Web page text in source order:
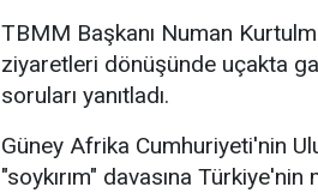
TBMM Başkanı Numan
ziyaretleri dönüşünde uçakta
soruları yanıtladı.
Güney Afrika Cumhuriyeti'nin
"soykırım" davasına Türkiye'nin